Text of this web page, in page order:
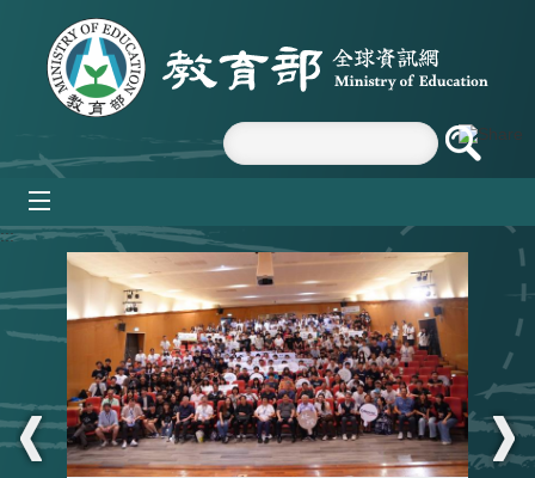
跳到主要內容區塊
:::